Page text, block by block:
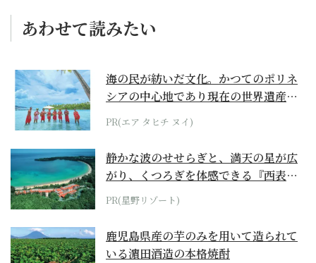
あわせて読みたい
海の民が紡いだ文化。かつてのポリネ
シアの中心地であり現在の世界遺産か
らみえてくる...
PR(エア タヒチ ヌイ)
静かな波のせせらぎと、満天の星が広
がり、くつろぎを体感できる『西表島
ホテル by...
PR(星野リゾート)
鹿児島県産の芋のみを用いて造られて
いる濵田酒造の本格焼酎